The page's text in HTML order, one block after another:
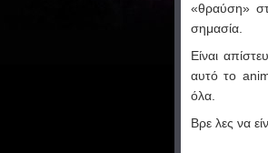
«θραύση»
σημασία.
Είναι
αυτό το
όλα.
Βρε λες να